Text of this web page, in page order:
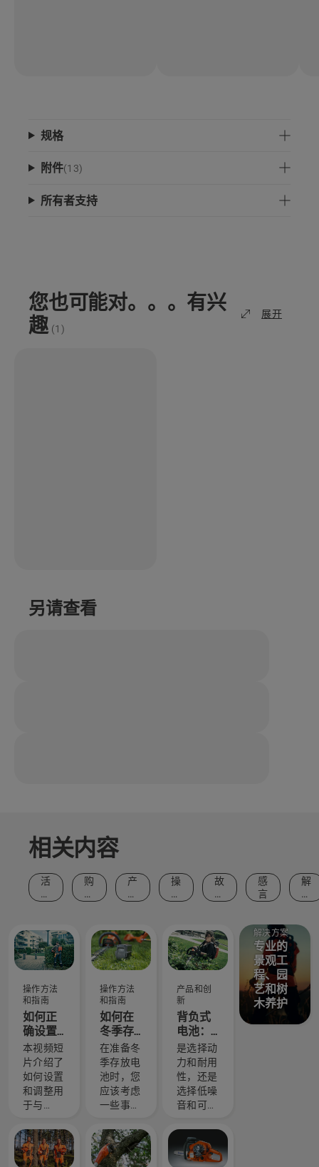
规格
附件(13)
所有者支持
您也可能对。。。有兴
趣 (1 )
展开
另请查看
相关内容
活
动
件
购
买
产
品
新
操
作
和
指
南
故
事
感
感
言
解
决
操作方法
和指南
如何正
确设置
和安装
电池背
包
本视频短
片介绍了
如何设置
和调整用
于与
富世华专
业级电池
动力产品
操作方法
和指南
如何在
冬季存
放
Husqvarna
富世华
电池
在准备冬
季存放电
池时，您
应该考虑
一些事项
池的使用
寿命。
产品和创
新
背负式
电池：
手持式
电池动
力工具
的重大
变革
是选择动
力和耐用
性，还是
选择低噪
音和可持
助我们的
背负式电
池解决方
解决方案
专业的
景观工
程、园
艺和树
木养护